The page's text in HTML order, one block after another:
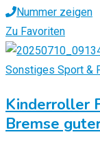
Nummer zeigen
Zu Favoriten
Sonstiges Sport &
Kinderroller
Bremse